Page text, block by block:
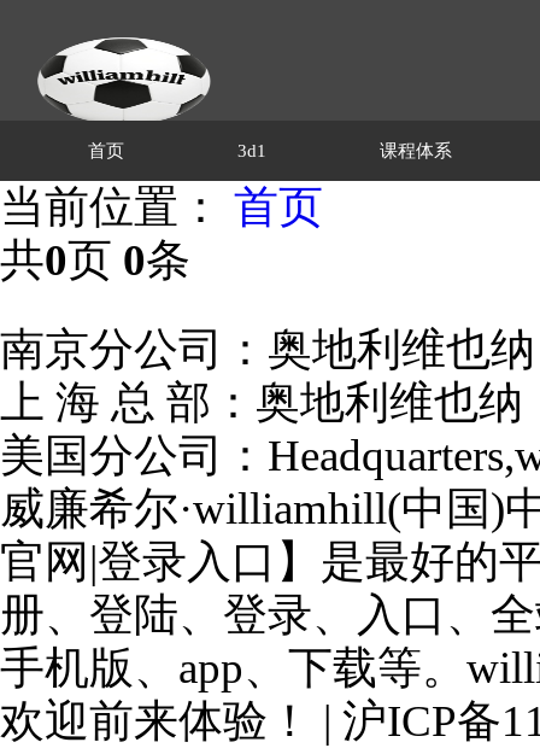
首页 3d1 课程体系
当前位置： 首页
共0页 0条
南京分公司：奥地利维也
上 海 总 部：奥地利维也
美国分公司：
威廉希尔·williamhill(中国)
官网|登录入口】是最好的
册、登陆、登录、入口、
手机版、app、下载等。
欢迎前来体验！ | 沪ICP备